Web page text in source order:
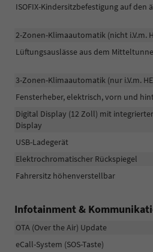
ISOFIX-Kindersitzbefestigung auf den
2-Zonen-Klimaautomatik (nicht i.V.m.
Lüftungsauslässe aus dem
3-Zonen-Klimaautomatik (nur i.V.m.
Fensterheber, elektrisch, vorn und
Digital Display (12 Zoll) mit
Display
USB-Ladegerät
Elektrochromatischer Rückspiegel
Fahrersitz höhenverstellbar
Infotainment &
OTA (Over the Air) Update
eCall-System (SOS-Taste)